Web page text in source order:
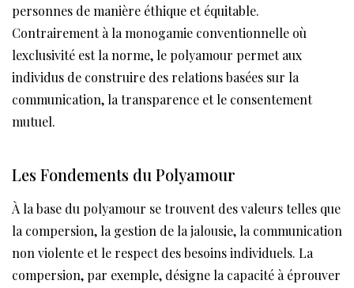
personnes de manière éthique et équitable.
Contrairement à la monogamie conventionnelle où
lexclusivité est la norme, le polyamour permet aux
individus de construire des relations basées sur la
communication, la transparence et le consentement
mutuel.
Les Fondements du Polyamour
À la base du polyamour se trouvent des valeurs telles que
la compersion, la gestion de la jalousie, la communication
non violente et le respect des besoins individuels. La
compersion, par exemple, désigne la capacité à éprouver